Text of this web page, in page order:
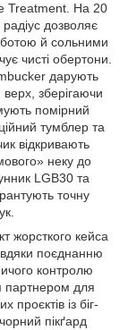
Treatment. На 20
дозволяє
й сольними
чисті обертони.
дарують
верх, зберігаючи
помірний
тумблер та
відкривають
неку до
LGB30 та
точну
жорсткого кейса
поєднанню
контролю
партнером для
проєктів із біг-
пікґард